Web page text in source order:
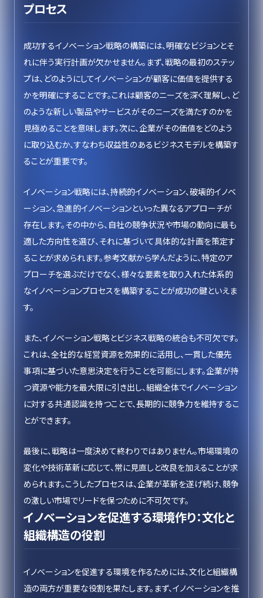
プロセス
成功するイノベーション戦略の構築には、明確なビジョンとそ
れに伴う実行計画が欠かせません。まず、戦略の最初のステッ
プは、どのようにしてイノベーションが顧客に価値を提供する
かを明確にすることです。これは顧客のニーズを深く理解し、ど
のような新しい製品やサービスがそのニーズを満たすのかを
見極めることを意味します。次に、企業がその価値をどのよう
に取り込むか、すなわち収益性のあるビジネスモデルを構築す
ることが重要です。
イノベーション戦略には、持続的イノベーション、破壊的イノベ
ーション、急進的イノベーションといった異なるアプローチが
存在します。その中から、自社の競争状況や市場の動向に最も
適した方向性を選び、それに基づいて具体的な計画を策定す
ることが求められます。参考文献から学んだように、特定のア
プローチを選ぶだけでなく、様々な要素を取り入れた体系的
なイノベーションプロセスを構築することが成功の鍵といえま
す。
また、イノベーション戦略とビジネス戦略の統合も不可欠です。
これは、全社的な経営資源を効果的に活用し、一貫した優先
事項に基づいた意思決定を行うことを可能にします。企業が持
つ資源や能力を最大限に引き出し、組織全体でイノベーション
に対する共通認識を持つことで、長期的に競争力を維持するこ
とができます。
最後に、戦略は一度決めて終わりではありません。市場環境の
変化や技術革新に応じて、常に見直しと改良を加えることが求
められます。こうしたプロセスは、企業が革新を遂げ続け、競争
の激しい市場でリードを保つために不可欠です。
イノベーションを促進する環境作り：文化と
組織構造の役割
イノベーションを促進する環境を作るためには、文化と組織構
造の両方が重要な役割を果たします。まず、イノベーションを推